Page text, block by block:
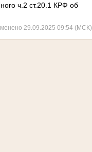
ч.2 ст.20.1 КРФ об
29.09.2025 09:54 (МСК)